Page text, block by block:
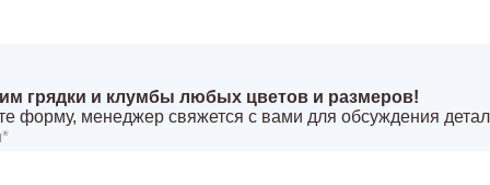
грядки и клумбы любых цветов и размеров!
форму, менеджер свяжется с вами для обсуждения